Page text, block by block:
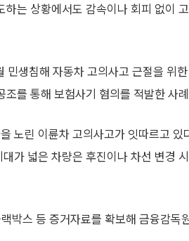
는 상황에서도 감속이나 회피 없이
민생침해 자동차 고의사고 근절을 위
를 통해 보험사기 혐의를 적발한 사
노린 이륜차 고의사고가 잇따르고 있
가 넓은 차량은 후진이나 차선 변경
박스 등 증거자료를 확보해 금융감독